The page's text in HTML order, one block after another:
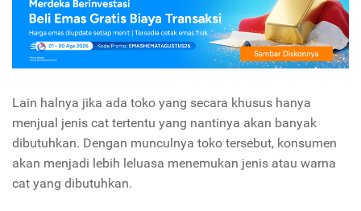
Lain halnya jika ada toko yang secara khusus hanya
menjual jenis cat tertentu yang nantinya akan banyak
dibutuhkan. Dengan munculnya toko tersebut, konsumen
akan menjadi lebih leluasa menemukan jenis atau warna
cat yang dibutuhkan.